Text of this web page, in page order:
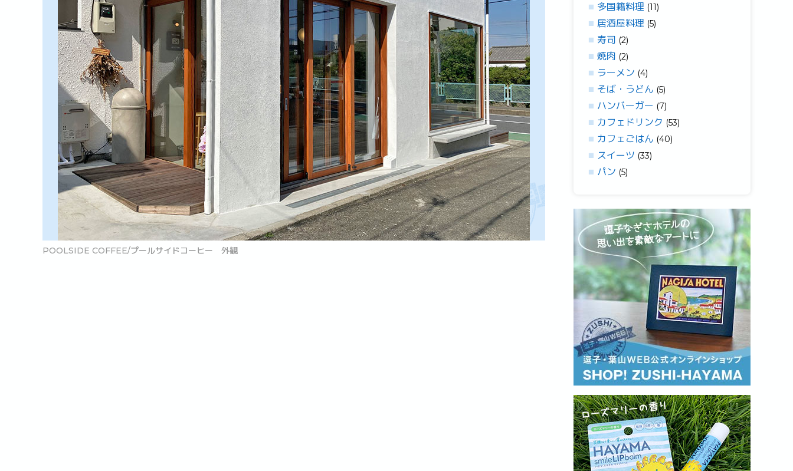
POOLSIDE COFFEE/プールサイドコーヒー 外観
POOLSIDE COFFEE/プールサイドコーヒー 珈琲
多国籍料理 (11)
居酒屋料理 (5)
寿司 (2)
焼肉 (2)
ラーメン (4)
そば・うどん (5)
ハンバーガー (7)
カフェドリンク (53)
カフェごはん (40)
スイーツ (33)
パン (5)